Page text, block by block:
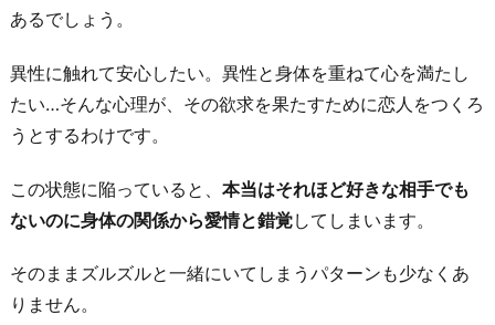
あるでしょう。
異性に触れて安心したい。異性と身体を重ねて心を満たし
たい…そんな心理が、その欲求を果たすために恋人をつくろ
うとするわけです。
この状態に陥っていると、 本当はそれほど好きな相手でも
ないのに身体の関係から愛情と錯覚してしまいます。
そのままズルズルと一緒にいてしまうパターンも少なくあ
りません。